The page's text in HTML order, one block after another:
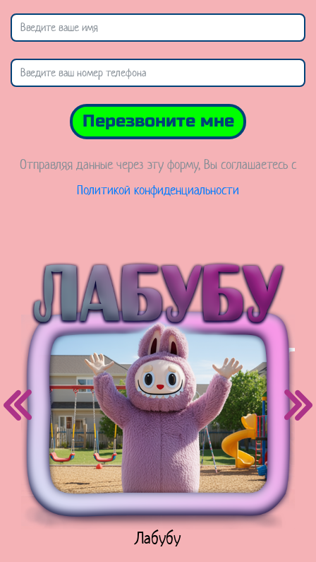
Перезвоните мне
Отправляя данные через эту форму, Вы соглашаетесь с
Политикой конфиденциальности
Куклы Лол